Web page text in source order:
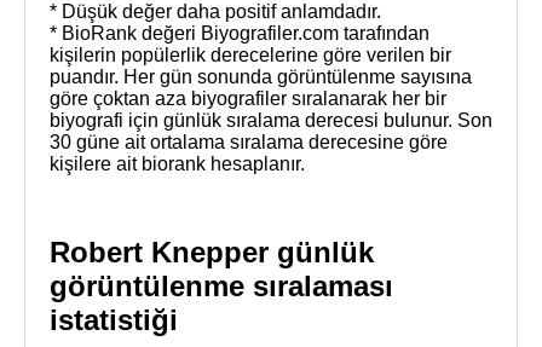
* Düşük değer daha positif anlamdadır.
* BioRank değeri Biyografiler.com tarafından
kişilerin popülerlik derecelerine göre verilen bir
puandır. Her gün sonunda görüntülenme sayısına
göre çoktan aza biyografiler sıralanarak her bir
biyografi için günlük sıralama derecesi bulunur. Son
30 güne ait ortalama sıralama derecesine göre
kişilere ait biorank hesaplanır.
Robert Knepper günlük
görüntülenme sıralaması
istatistiği